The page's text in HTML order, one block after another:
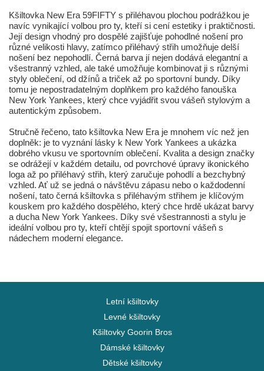
Kšiltovka New Era 59FIFTY s přiléhavou plochou podrážkou je
navíc vynikající volbou pro ty, kteří si cení estetiky i praktičnosti.
Její design vhodný pro dospělé zajišťuje pohodlné nošení pro
různé velikosti hlavy, zatímco přiléhavý střih umožňuje delší
nošení bez nepohodlí. Černá barva jí nejen dodává elegantní a
všestranný vzhled, ale také umožňuje kombinovat ji s různými
styly oblečení, od džínů a triček až po sportovní bundy. Díky
tomu je nepostradatelným doplňkem pro každého fanouška
New York Yankees, který chce vyjádřit svou vášeň stylovým a
autentickým způsobem.
Stručně řečeno, tato kšiltovka New Era je mnohem víc než jen
doplněk: je to vyznání lásky k New York Yankees a ukázka
dobrého vkusu ve sportovním oblečení. Kvalita a design značky
se odrážejí v každém detailu, od povrchové úpravy ikonického
loga až po přiléhavý střih, který zaručuje pohodlí a bezchybný
vzhled. Ať už se jedná o návštěvu zápasu nebo o každodenní
nošení, tato černá kšiltovka s přiléhavým střihem je klíčovým
kouskem pro každého dospělého, který chce hrdě ukázat barvy
a ducha New York Yankees. Díky své všestrannosti a stylu je
ideální volbou pro ty, kteří chtějí spojit sportovní vášeň s
nádechem moderní elegance.
Letní kšiltovky
Levné kšiltovky
Kšiltovky Goorin Bros
Dámské kšiltovky
Dětské kšiltovky